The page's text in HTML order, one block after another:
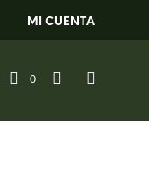
MI CUENTA
0